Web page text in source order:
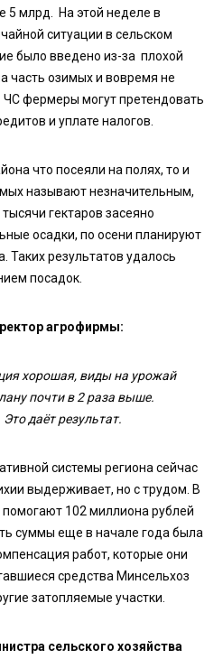
5 млрд. На этой неделе в
ситуации в сельском
было введено из-за плохой
часть озимых и вовремя не
фермеры могут претендовать
и уплате налогов.
что посеяли на полях, то и
называют незначительным,
гектаров засеяно
осадки, по осени планируют
Таких результатов удалось
посадок.
агрофирмы:
хорошая, виды на урожай
почти в 2 раза выше.
даёт результат.
системы региона сейчас
выдерживает, но с трудом. В
102 миллиона рублей
суммы еще в начале года была
работ, которые они
средства Минсельхоз
затопляемые участки.
сельского хозяйства